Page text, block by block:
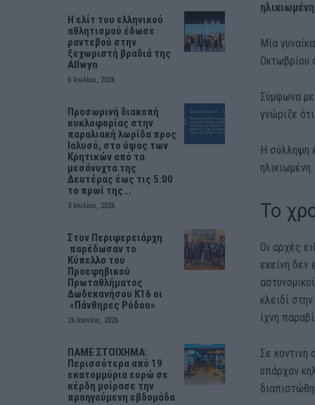
Η ελίτ του ελληνικού
αθλητισμού έδωσε
ραντεβού στην
ξεχωριστή βραδιά της
Allwyn
6 Ιουλίου, 2026
Προσωρινή διακοπή
κυκλοφορίας στην
παραλιακή λωρίδα προς
Ιαλυσό, στο ύψος των
Κρητικών από τα
μεσάνυχτα της
Δευτέρας έως τις 5:00
το πρωί της...
3 Ιουλίου, 2026
Στον Περιφερειάρχη
παρέδωσαν το
Κύπελλο του
Προεφηβικού
Πρωταθλήματος
Δωδεκανήσου Κ16 οι
«Πάνθηρες Ρόδου»
26 Ιουνίου, 2026
ΠΑΜΕ ΣΤΟΙΧΗΜΑ:
Περισσότερα από 19
εκατομμύρια ευρώ σε
κέρδη μοίρασε την
προηγούμενη εβδομάδα
Μία
Οκτωβρίου
Σύμφωνα με
γνώριζε
Η σύλληψη
ηλικιωμένη.
Το
Οι αρχές
εκείνη
κλειδί
ίχνη
Σε κοντινή
υπάρχαν